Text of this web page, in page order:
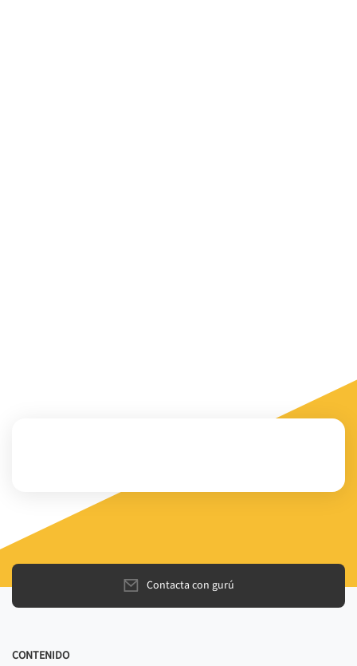
Contacta con gurú
CONTENIDO